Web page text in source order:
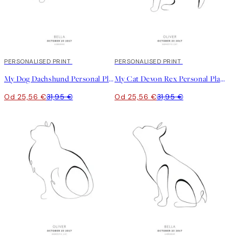
20%*
PERSONALISED PRINT
My Dog Dachshund Personal Plagát
Od 25,56 €31,95 €
20%*
PERSONALISED PRINT
My Cat Devon Rex Personal Plagát
Od 25,56 €31,95 €